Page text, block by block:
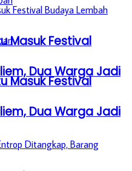
Masuk Festival
Dua Warga Jadi
Masuk Festival
Dua Warga Jadi